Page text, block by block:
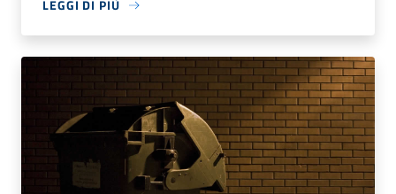
LEGGI DI PIÙ